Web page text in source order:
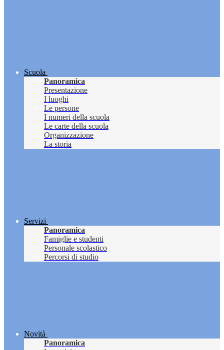
Scuola
Panoramica
Presentazione
I luoghi
Le persone
I numeri della scuola
Le carte della scuola
Organizzazione
La storia
Servizi
Panoramica
Famiglie e studenti
Personale scolastico
Percorsi di studio
Novità
Panoramica